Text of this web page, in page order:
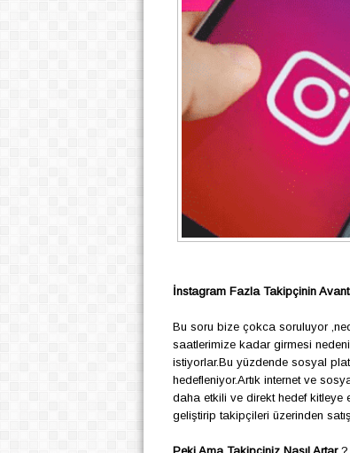
İnstagram Fazla Takipçinin
Bu soru bize çokca soruluyor
saatlerimize kadar girmesi
istiyorlar.Bu yüzdende sosyal
hedefleniyor.Artık internet ve
daha etkili ve direkt hedef kitleye
geliştirip takipçileri üzerinden